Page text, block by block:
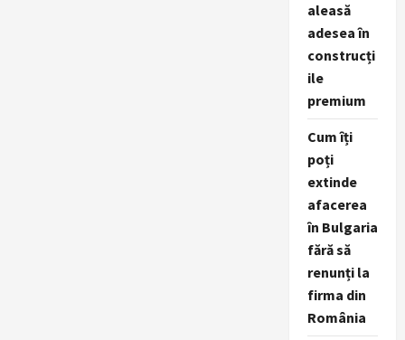
aleasă
adesea în
construcți
ile
premium
Cum îți
poți
extinde
afacerea
în Bulgaria
fără să
renunți la
firma din
România